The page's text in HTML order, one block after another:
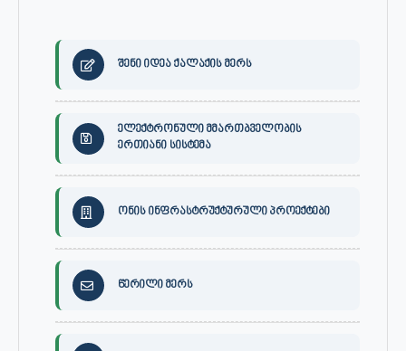
შენი იდეა ქალაქის მერს
ელექტრონული მმართბველობის
ერთიანი სისტემა
ონის ინფრასტრუქტურული პროექტები
წერილი მერს